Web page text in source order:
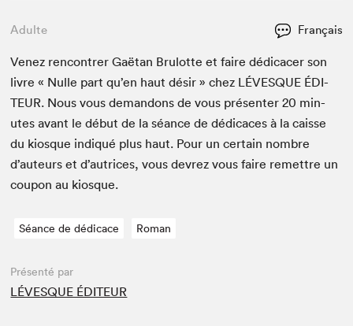
Adulte Français
Venez ren­con­tr­er Gaë­tan Bru­lotte et faire dédi­cac­er son
livre « Nulle part qu’en haut désir » chez LÉVESQUE ÉDI­
TEUR. Nous vous deman­dons de vous présen­ter20 min­
utes avant le début de la séance de dédi­caces à la caisse
du kiosque indiqué plus haut. Pour un cer­tain nom­bre
d’auteurs et d’autrices, vous devrez vous faire remet­tre un
coupon au kiosque.
Séance de dédicace Roman
Présenté par
LÉVESQUE ÉDITEUR